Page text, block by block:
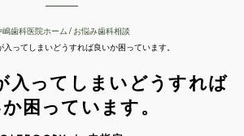
嶋歯科医院ホーム お悩み歯科相談
入ってしまいどうすれば良いか困っています。
困っています。